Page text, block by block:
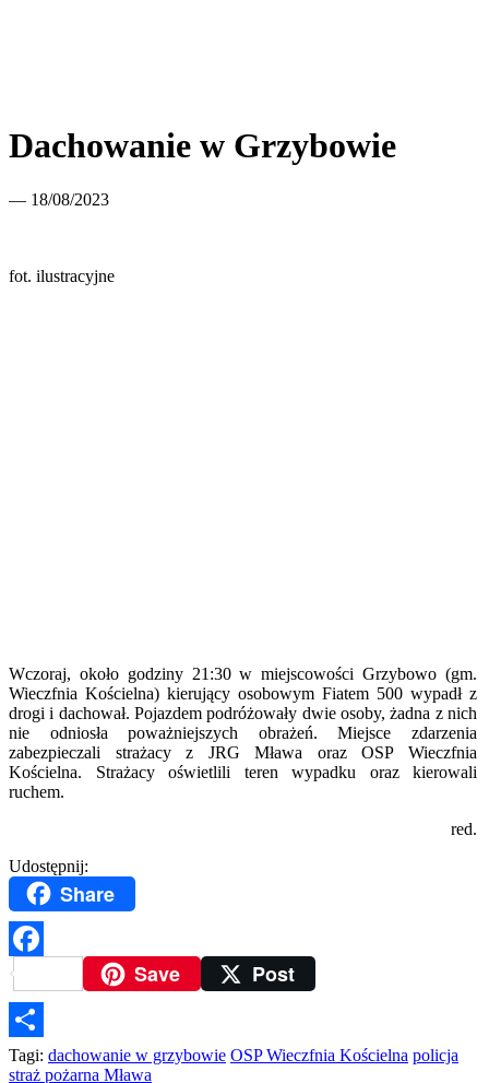
Dachowanie w Grzybowie
— 18/08/2023
fot. ilustracyjne
Wczoraj, około godziny 21:30 w miejscowości Grzybowo (gm.
Wieczfnia Kościelna) kierujący osobowym Fiatem 500 wypadł z
drogi i dachował. Pojazdem podróżowały dwie osoby, żadna z nich
nie odniosła poważniejszych obrażeń. Miejsce zdarzenia
zabezpieczali strażacy z JRG Mława oraz OSP Wieczfnia
Kościelna. Strażacy oświetlili teren wypadku oraz kierowali
ruchem.
red.
Udostępnij:
Share
FacebookSave Post
Podziel
Tagi: dachowanie w grzybowie OSP Wieczfnia Kościelna policja
straż pożarna Mława